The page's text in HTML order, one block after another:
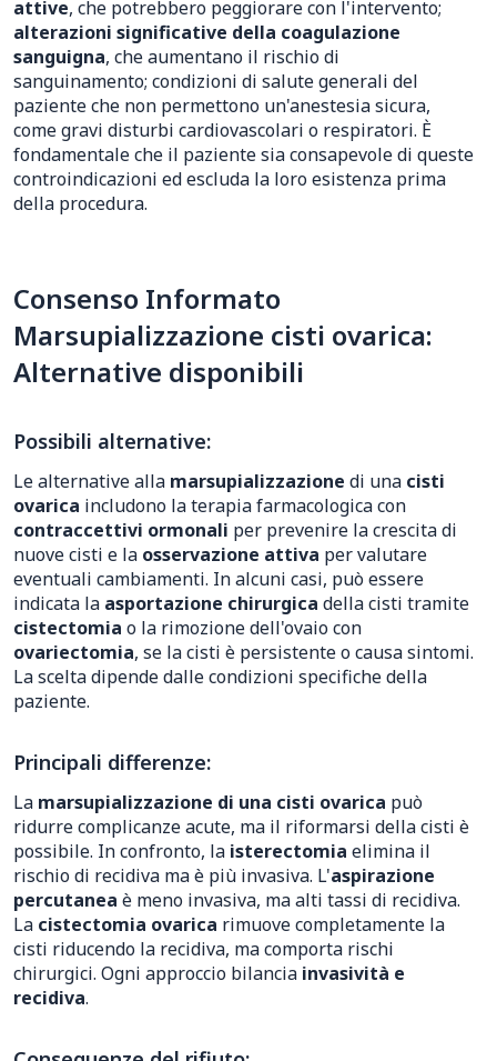
attive, che potrebbero peggiorare con l'intervento;
alterazioni significative della coagulazione
sanguigna, che aumentano il rischio di
sanguinamento; condizioni di salute generali del
paziente che non permettono un'anestesia sicura,
come gravi disturbi cardiovascolari o respiratori. È
fondamentale che il paziente sia consapevole di queste
controindicazioni ed escluda la loro esistenza prima
della procedura.
Consenso Informato
Marsupializzazione cisti ovarica:
Alternative disponibili
Possibili alternative:
Le alternative alla marsupializzazione di una cisti
ovarica includono la terapia farmacologica con
contraccettivi ormonali per prevenire la crescita di
nuove cisti e la osservazione attiva per valutare
eventuali cambiamenti. In alcuni casi, può essere
indicata la asportazione chirurgica della cisti tramite
cistectomia o la rimozione dell'ovaio con
ovariectomia, se la cisti è persistente o causa sintomi.
La scelta dipende dalle condizioni specifiche della
paziente.
Principali differenze:
La marsupializzazione di una cisti ovarica può
ridurre complicanze acute, ma il riformarsi della cisti è
possibile. In confronto, la isterectomia elimina il
rischio di recidiva ma è più invasiva. L'aspirazione
percutanea è meno invasiva, ma alti tassi di recidiva.
La cistectomia ovarica rimuove completamente la
cisti riducendo la recidiva, ma comporta rischi
chirurgici. Ogni approccio bilancia invasività e
recidiva.